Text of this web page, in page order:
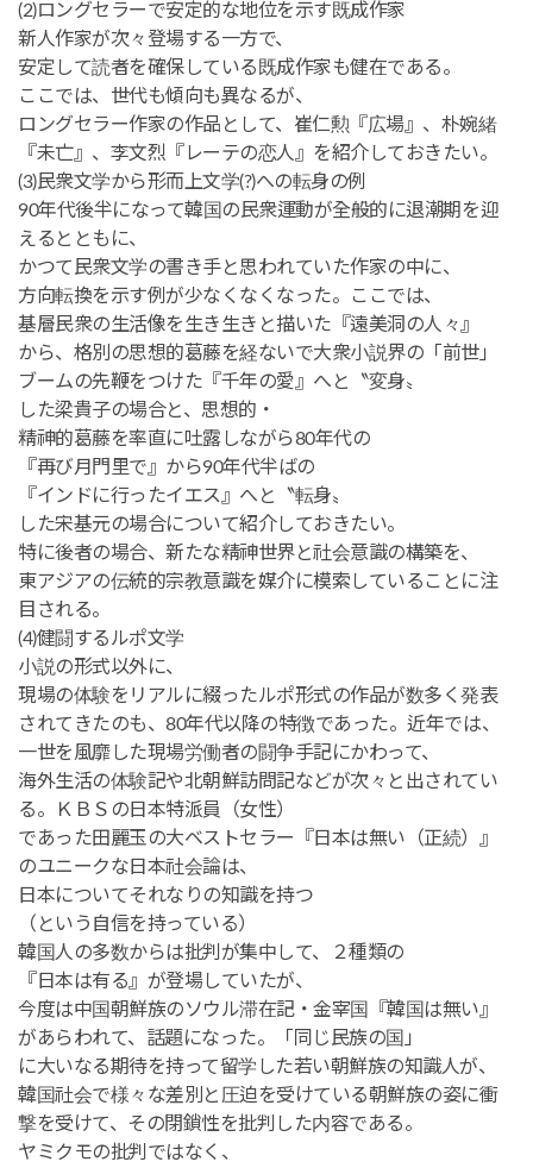
(2)ロングセラーで安定的な地位を示す既成作家
新人作家が次々登場する一方で、
安定して読者を確保している既成作家も健在である。
ここでは、世代も傾向も異なるが、
ロングセラー作家の作品として、崔仁勲『広場』、朴婉緒
『未亡』、李文烈『レーテの恋人』を紹介しておきたい。
(3)民衆文学から形而上文学(?)への転身の例
90年代後半になって韓国の民衆運動が全般的に退潮期を迎
えるとともに、
かつて民衆文学の書き手と思われていた作家の中に、
方向転換を示す例が少なくなくなった。ここでは、
基層民衆の生活像を生き生きと描いた『遠美洞の人々』
から、格別の思想的葛藤を経ないで大衆小説界の「前世」
ブームの先鞭をつけた『千年の愛』へと〝変身〟
した梁貴子の場合と、思想的・
精神的葛藤を率直に吐露しながら80年代の
『再び月門里で』から90年代半ばの
『インドに行ったイエス』へと〝転身〟
した宋基元の場合について紹介しておきたい。
特に後者の場合、新たな精神世界と社会意識の構築を、
東アジアの伝統的宗教意識を媒介に模索していることに注
目される。
(4)健闘するルポ文学
小説の形式以外に、
現場の体験をリアルに綴ったルポ形式の作品が数多く発表
されてきたのも、80年代以降の特徴であった。近年では、
一世を風靡した現場労働者の闘争手記にかわって、
海外生活の体験記や北朝鮮訪問記などが次々と出されてい
る。ＫＢＳの日本特派員（女性）
であった田麗玉の大ベストセラー『日本は無い（正続）』
のユニークな日本社会論は、
日本についてそれなりの知識を持つ
（という自信を持っている）
韓国人の多数からは批判が集中して、２種類の
『日本は有る』が登場していたが、
今度は中国朝鮮族のソウル滞在記・金宰国『韓国は無い』
があらわれて、話題になった。「同じ民族の国」
に大いなる期待を持って留学した若い朝鮮族の知識人が、
韓国社会で様々な差別と圧迫を受けている朝鮮族の姿に衝
撃を受けて、その閉鎖性を批判した内容である。
ヤミクモの批判ではなく、